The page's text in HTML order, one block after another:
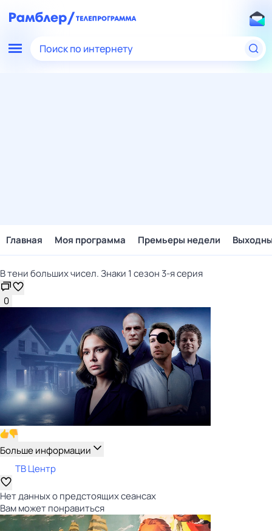
Поиск по интернету
Главная Моя программа Премьеры недели
В тени больших чисел. Знаки 1 сезон 3-я серия
0
Больше информации
ТВ Центр
Нет данных о предстоящих сеансах
Вам может понравиться